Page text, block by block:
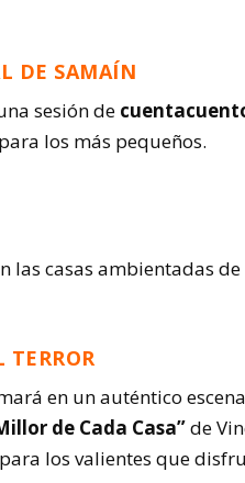
DE SAMAÍN
sesión de
los más pequeños.
las casas ambientadas de
TERROR
en un auténtico
de Cada Casa”de
los valientes que